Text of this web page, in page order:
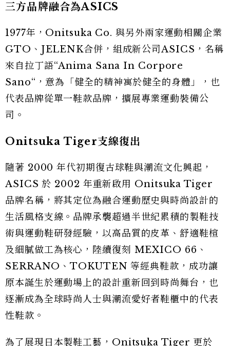
三方品牌融合為ASICS
1977年，Onitsuka Co. 與另外兩家運動相關企業
GTO、JELENK合併，組成新公司ASICS，名稱
來自拉丁語“Anima Sana In Corpore
Sano“，意為「健全的精神寓於健全的身體」，也
代表品牌從單一鞋款品牌，擴展專業運動裝備公
司。
Onitsuka Tiger支線復出
隨著 2000 年代初期復古球鞋與潮流文化興起，
ASICS 於 2002 年重新啟用 Onitsuka Tiger
品牌名稱，將其定位為融合運動歷史與時尚設計的
生活風格支線。品牌承襲超過半世紀累積的製鞋技
術與運動鞋研發經驗，以高品質的皮革、舒適鞋楦
及細膩做工為核心，陸續復刻 MEXICO 66、
SERRANO、TOKUTEN 等經典鞋款，成功讓
原本誕生於運動場上的設計重新回到時尚舞台，也
逐漸成為全球時尚人士與潮流愛好者鞋櫃中的代表
性鞋款。
為了展現日本製鞋工藝，Onitsuka Tiger 更於